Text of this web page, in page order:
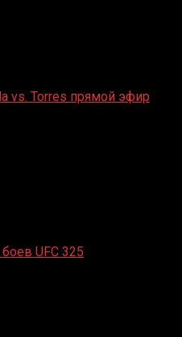
vs. Torres прямой эфир
UFC 325